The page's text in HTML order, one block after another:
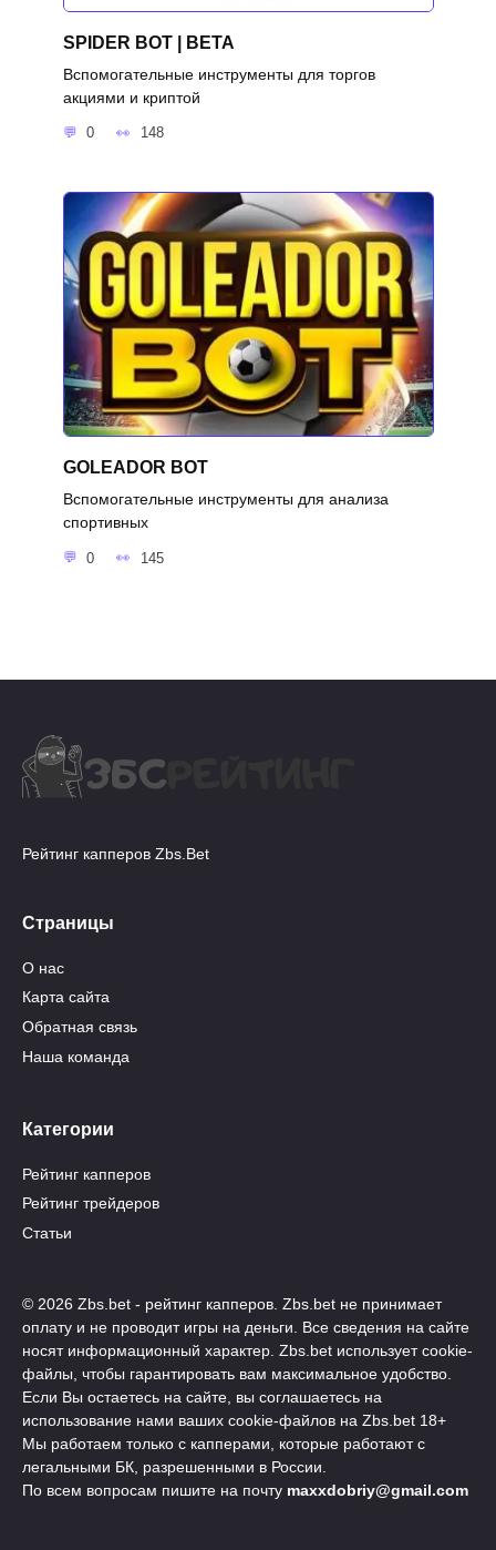
SPIDER BOT | BETA
Вспомогательные инструменты для торгов
акциями и криптой
0 148
GOLEADOR BOT
Вспомогательные инструменты для анализа
спортивных
0 145
Рейтинг капперов Zbs.Bet
Страницы
О нас
Карта сайта
Обратная связь
Наша команда
Категории
Рейтинг капперов
Рейтинг трейдеров
Статьи
© 2026 Zbs.bet - рейтинг капперов. Zbs.bet не принимает
оплату и не проводит игры на деньги. Все сведения на сайте
носят информационный характер. Zbs.bet использует cookie-
файлы, чтобы гарантировать вам максимальное удобство.
Если Вы остаетесь на сайте, вы соглашаетесь на
использование нами ваших cookie-файлов на Zbs.bet 18+
Мы работаем только с капперами, которые работают с
легальными БК, разрешенными в России.
По всем вопросам пишите на почту maxxdobriy@gmail.com